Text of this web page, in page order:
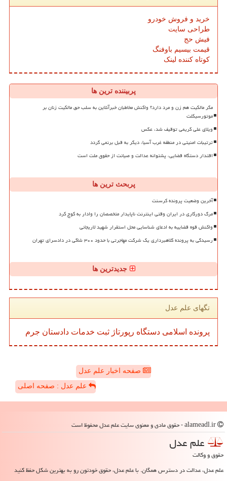
خرید و فروش خودرو
طراحی سایت
فیش حج
قیمت بیسیم باوفنگ
کوتاه کننده لینک
پربیننده ترین ها
مگر مالکیت هم زن و مرد دارد؟ واکنش مخاطبان خبرآنلاین به سلب حق مالکیت زنان بر
موتورسیکلت
ویلای علی کریمی توقیف شد، عکس
ترتیبات امنیتی در منطقه غرب آسیا، دیگر به قبل برنمی گردد
اقتدار دستگاه قضایی، پشتوانه عدالت و صیانت از حقوق ملت است
پربحث ترین ها
آخرین وضعیت پرونده کرسنت
مرگ دورکاری در ایران وقتی اینترنت ناپایدار متخصصان را وادار به کوچ کرد
واکنش قوه قضاییه به ادعای شناسایی محل استقرار شهید لاریجانی
رسیدگی به پرونده کلاهبرداری یک شرکت مهاجرتی با حدود ۳۰۰ شاکی در دادسرای تهران
جدیدترین ها
تگهای علم عدل
پرونده اسلامی دستگاه رپورتاژ ثبت خدمات دادستان جرم
صفحه اخبار علم عدل
علم عدل : صفحه اصلی
علم عدل
حقوق و وکالت
علم عدل، عدالت در دسترس همگان. با علم عدل، حقوق خودتون رو به بهترین شکل حفظ کنید